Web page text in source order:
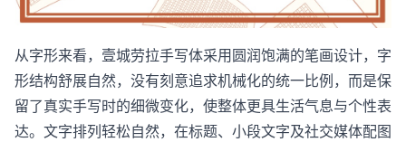
从字形来看，壹城劳拉手写体采用圆润饱满的笔画设计，字
形结构舒展自然，没有刻意追求机械化的统一比例，而是保
留了真实手写时的细微变化，使整体更具生活气息与个性表
达。文字排列轻松自然，在标题、小段文字及社交媒体配图